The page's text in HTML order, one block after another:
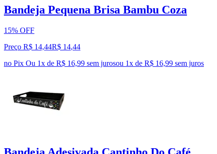
Bandeja Pequena Brisa Bambu Coza
15% OFF
Preço R$ 14,44R$ 14,44
no Pix Ou 1x de R$ 16,99 sem jurosou 1x de R$ 16,99 sem juros